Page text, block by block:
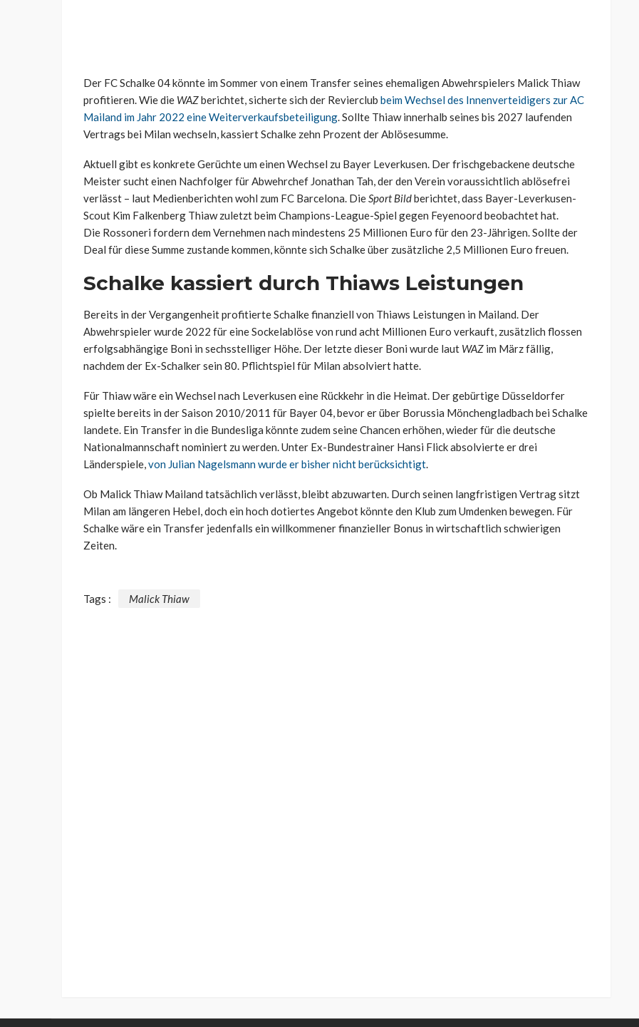
Der FC Schalke 04 könnte im Sommer von einem Transfer seines ehemaligen Abwehrspielers Malick Thiaw
profitieren. Wie die WAZberichtet, sicherte sich der Revierclub beim Wechsel des Innenverteidigers zur AC
Mailand im Jahr 2022 eine Weiterverkaufsbeteiligung. Sollte Thiawinnerhalb seines bis 2027 laufenden
Vertrags bei Milan wechseln, kassiert Schalke zehn Prozent der Ablösesumme.
Aktuell gibt es konkrete Gerüchte um einen Wechsel zu Bayer Leverkusen. Derfrischgebackenedeutsche
Meister sucht einen Nachfolger für Abwehrchef Jonathan Tah, der den Verein voraussichtlich ablösefrei
verlässt – laut Medienberichten wohl zum FC Barcelona. DieSport Bildberichtet, dass Bayer-Leverkusen-
Scout Kim Falkenberg Thiawzuletzt beim Champions-League-Spiel gegen Feyenoord beobachtet hat.
Die Rossoneri fordern dem Vernehmen nach mindestens 25 Millionen Euro für den 23-Jährigen. Sollte der
Deal für diese Summe zustande kommen, könnte sich Schalke über zusätzliche 2,5 Millionen Euro freuen.
Schalke kassiert durch Thiaws Leistungen
Bereits in der Vergangenheit profitierte Schalke finanziell von Thiaws Leistungen in Mailand. Der
Abwehrspieler wurde 2022 für eine Sockelablöse von rund acht Millionen Euro verkauft, zusätzlich flossen
erfolgsabhängige Boni in sechsstelliger Höhe. Der letzte dieser Boni wurde laut WAZ im März fällig,
nachdem der Ex-Schalkersein 80. Pflichtspiel für Milan absolviert hatte.
Für Thiawwäre ein Wechsel nach Leverkusen eine Rückkehr in die Heimat. Der gebürtige Düsseldorfer
spielte bereits in der Saison 2010/2011 für Bayer 04, bevor er über Borussia Mönchengladbach bei Schalke
landete. Ein Transfer in die Bundesliga könnte zudem seine Chancen erhöhen, wieder für die deutsche
Nationalmannschaft nominiert zu werden. Unter Ex-Bundestrainer Hansi Flick absolvierte er drei
Länderspiele,von Julian Nagelsmann wurde er bisher nicht berücksichtigt.
Ob Malick ThiawMailand tatsächlich verlässt, bleibt abzuwarten. Durch seinen langfristigen Vertrag sitzt
Milan am längeren Hebel, doch ein hoch dotiertes Angebot könnte den Klub zum Umdenken bewegen. Für
Schalke wäre ein Transfer jedenfalls ein willkommener finanzieller Bonus in wirtschaftlich schwierigen
Zeiten.
Tags : Malick Thiaw